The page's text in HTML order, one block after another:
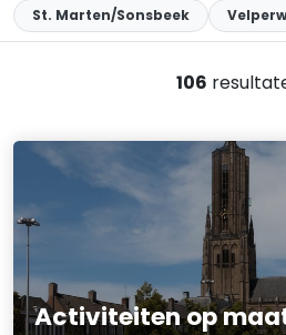
St. Marten/Sonsbeek
106
Activiteiten op